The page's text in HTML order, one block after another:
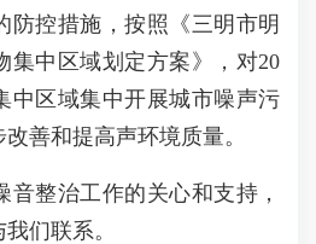
防控措施，按照《三明市明
集中区域划定方案》，对20
中区域集中开展城市噪声污
善和提高声环境质量。
整治工作的关心和支持，
们联系。